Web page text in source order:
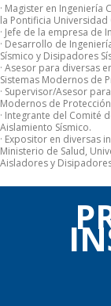
· Magister en Ingeniería
la Pontificia Universidad
· Jefe de la empresa de
· Desarrollo de
Sísmico y Disipadores
· Asesor para diversas
Sistemas Modernos de
· Supervisor/Asesor
Modernos de Protección
· Integrante del Comité
Aislamiento Sísmico.
· Expositor en diversas
Ministerio de Salud,
Aisladores y